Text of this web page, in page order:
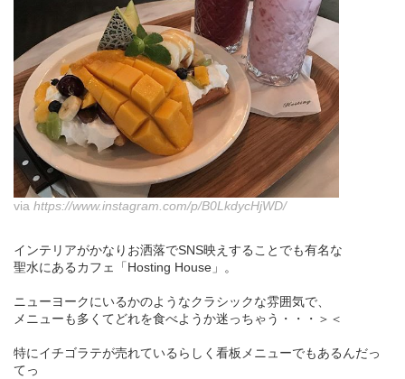
via https://www.instagram.com/p/B0LkdycHjWD/
インテリアがかなりお洒落でSNS映えすることでも有名な
聖水にあるカフェ「Hosting House」。
ニューヨークにいるかのようなクラシックな雰囲気で、
メニューも多くてどれを食べようか迷っちゃう・・・＞＜
特にイチゴラテが売れているらしく看板メニューでもあるんだっ
てっ